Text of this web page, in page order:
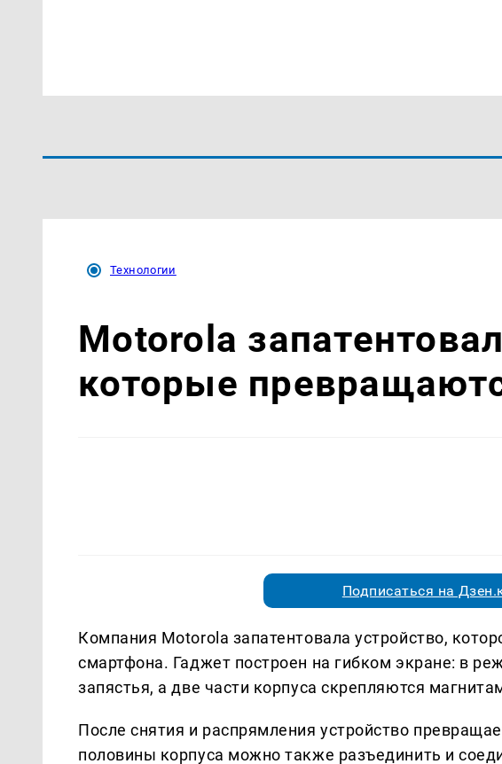
Технологии
Motorola
которые
Подписаться на
Компания Motorola запатентовала устройство,
смартфона. Гаджет построен на гибком экране: в
запястья, а две части корпуса скрепляются
После снятия и распрямления устройство
половины корпуса можно также разъединить и